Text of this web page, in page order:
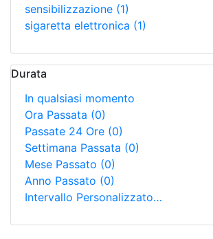
sensibilizzazione (1)
sigaretta elettronica (1)
Durata
In qualsiasi momento
Ora Passata (0)
Passate 24 Ore (0)
Settimana Passata (0)
Mese Passato (0)
Anno Passato (0)
Intervallo Personalizzato…